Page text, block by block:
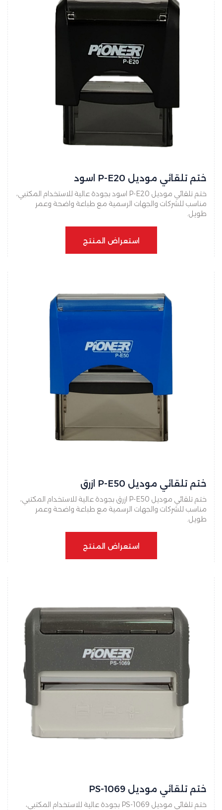
ختم تلقائي موديل P-E20 اسود
ختم تلقائي موديل P-E20 اسود بجودة عالية للاستخدام المكتبي،
مناسب للشركات والجهات الرسمية مع طباعة واضحة وعمر
طويل.
استعراض المنتج
استعراض المنتج
ختم تلقائي موديل P-E50 ازرق
ختم تلقائي موديل P-E50 ازرق بجودة عالية للاستخدام المكتبي،
مناسب للشركات والجهات الرسمية مع طباعة واضحة وعمر
طويل.
استعراض المنتج
استعراض المنتج
ختم تلقائي موديل PS-1069
ختم تلقائي موديل PS-1069 بجودة عالية للاستخدام المكتبي،